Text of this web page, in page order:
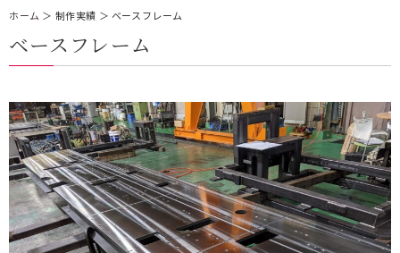
ホーム ＞ 制作実績 ＞ ベースフレーム
ベースフレーム